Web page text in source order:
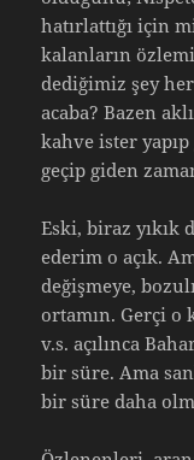
hatırlattığı için
kalanların
dediğimiz şey
acaba? Bazen
kahve ister
geçip giden
Eski, biraz yıkık
ederim o açık.
değişmeye,
ortamın. Gerçi o
v.s. açılınca
bir süre. Ama
bir süre daha